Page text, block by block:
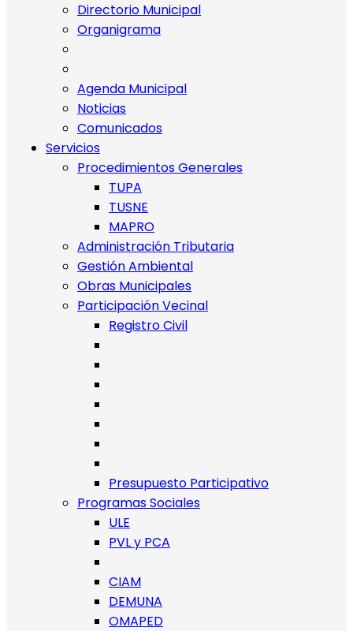
Directorio Municipal
Organigrama
Agenda Municipal
Noticias
Comunicados
Servicios
Procedimientos Generales
TUPA
TUSNE
MAPRO
Administración Tributaria
Gestión Ambiental
Obras Municipales
Participación Vecinal
Registro Civil
Presupuesto Participativo
Programas Sociales
ULE
PVL y PCA
CIAM
DEMUNA
OMAPED